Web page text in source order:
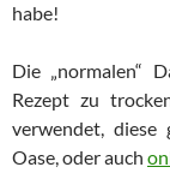
habe!
Die „normalen“
Rezept zu
verwendet, diese
Oase, oder auch